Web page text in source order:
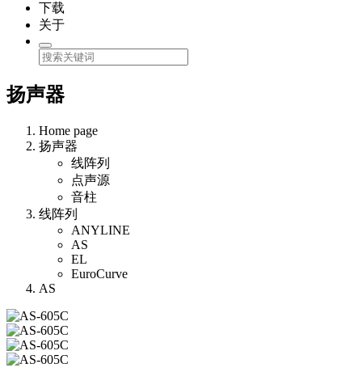
下载
关于
扬声器
Home page
扬声器
线阵列
点声源
音柱
线阵列
ANYLINE
AS
EL
EuroCurve
AS